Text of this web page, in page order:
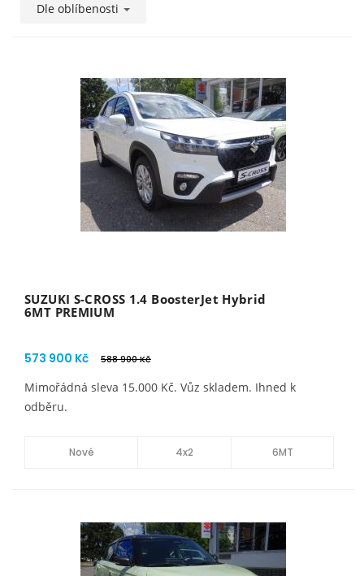
Dle oblíbenosti
SUZUKI S-CROSS 1.4 BoosterJet Hybrid
6MT PREMIUM
573 900 Kč 588 900 Kč
Mimořádná sleva 15.000 Kč. Vůz skladem. Ihned k
odběru.
Nové 4x2 6MT